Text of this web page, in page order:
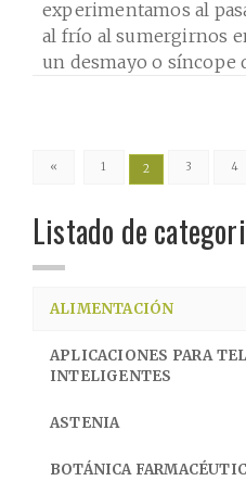
experimentamos al
al frío al sumergirnos
un desmayo o síncope
« 1 2 3 4
Listado de
ALIMENTACIÓN
APLICACIONES PARA
INTELIGENTES
ASTENIA
BOTÁNICA